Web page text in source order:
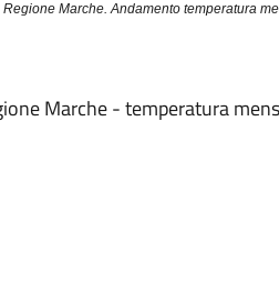
Regione Marche. Andamento temperatura